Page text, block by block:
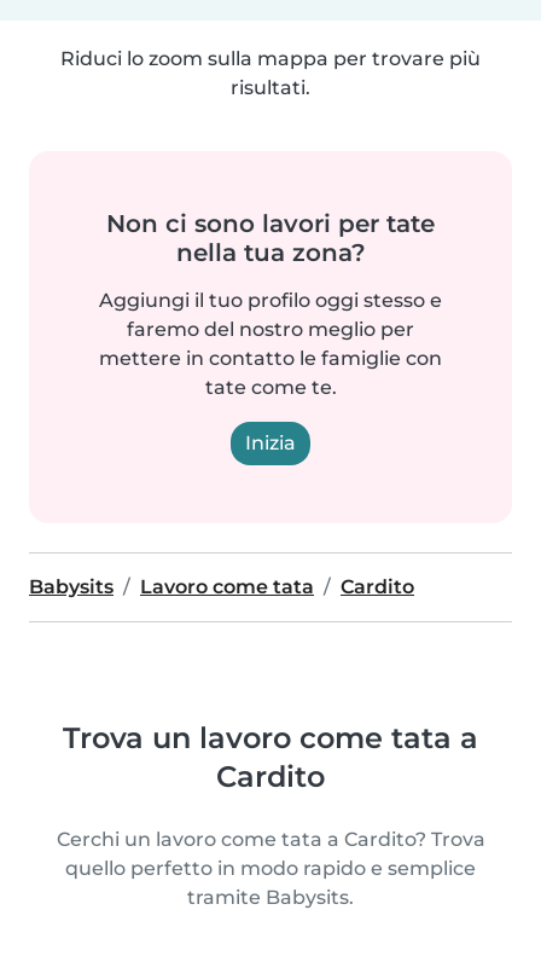
Riduci lo zoom sulla mappa per trovare più
risultati.
Non ci sono lavori per tate
nella tua zona?
Aggiungi il tuo profilo oggi stesso e
faremo del nostro meglio per
mettere in contatto le famiglie con
tate come te.
Inizia
Babysits Lavoro come tata Cardito
Trova un lavoro come tata a
Cardito
Cerchi un lavoro come tata a Cardito? Trova
quello perfetto in modo rapido e semplice
tramite Babysits.